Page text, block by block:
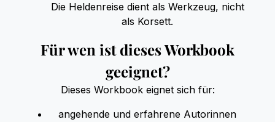
Die Heldenreise dient als Werkzeug, nicht
als Korsett.
Für wen ist dieses Workbook
geeignet?
Dieses Workbook eignet sich für:
angehende und erfahrene Autorinnen